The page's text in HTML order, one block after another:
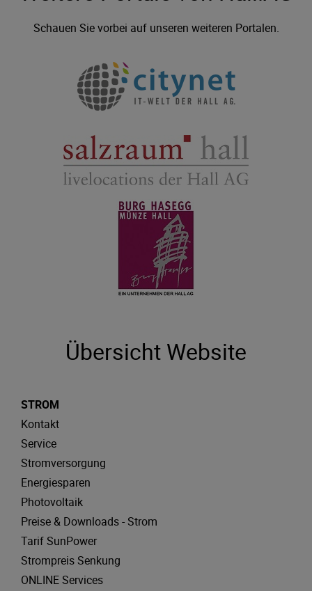
Schauen Sie vorbei auf unseren weiteren Portalen.
Übersicht Website
STROM
Kontakt
Service
Stromversorgung
Energiesparen
Photovoltaik
Preise & Downloads - Strom
Tarif SunPower
Strompreis Senkung
ONLINE Services